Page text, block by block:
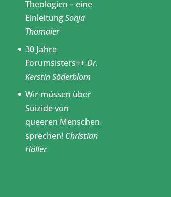
Theologien – eine
EinleitungSonja
Thomaier
30 Jahre
Forumsisters++Dr.
Kerstin Söderblom
Wir müssen über
Suizide von
queeren Menschen
sprechen! Christian
Höller